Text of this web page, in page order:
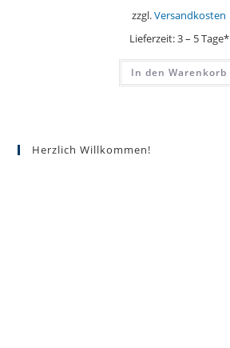
zzgl.Versandkosten
Lieferzeit:3 – 5 Tage*
In den Warenkorb
Herzlich Willkommen!